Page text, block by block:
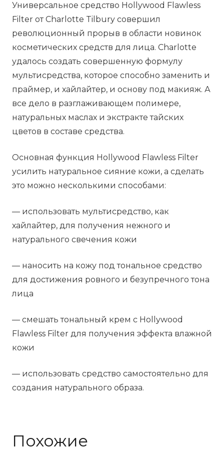
Универсальное средство Hollywood Flawless
Filter от Charlotte Tilbury совершил
революционный прорыв в области новинок
косметических средств для лица. Charlotte
удалось создать совершенную формулу
мультисредства, которое способно заменить и
праймер, и хайлайтер, и основу под макияж. А
все дело в разглаживающем полимере,
натуральных маслах и экстракте тайских
цветов в составе средства.
Основная функция Hollywood Flawless Filter
усилить натуральное сияние кожи, а сделать
это можно несколькими способами:
— использовать мультисредство, как
хайлайтер, для получения нежного и
натурального свечения кожи
— наносить на кожу под тональное средство
для достижения ровного и безупречного тона
лица
— смешать тональный крем с Hollywood
Flawless Filter для получения эффекта влажной
кожи
— использовать средство самостоятельно для
создания натурального образа.
Похожие